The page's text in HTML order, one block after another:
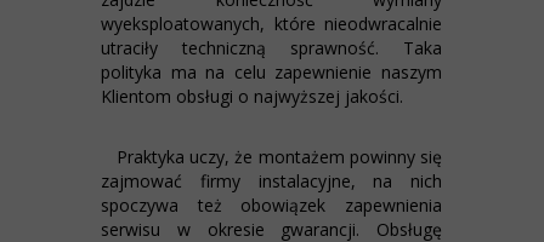
wyeksploatowanych, które nieodwracalnie
utraciły techniczną sprawność. Taka
polityka ma na celu zapewnienie naszym
Klientom obsługi o najwyższej jakości.
Praktyka uczy, że montażem powinny się
zajmować firmy instalacyjne, na nich
spoczywa też obowiązek zapewnienia
serwisu w okresie gwarancji. Obsługę